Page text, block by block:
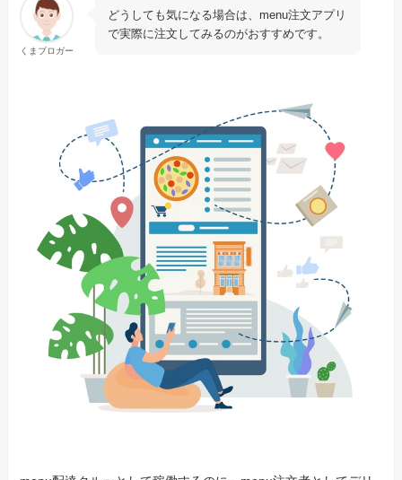
くまブロガー
どうしても気になる場合は、menu注文アプリ
で実際に注文してみるのがおすすめです。